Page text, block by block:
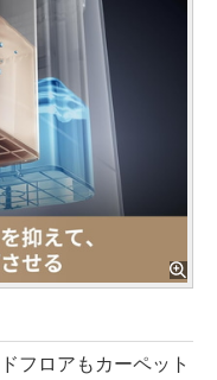
フロアもカーペット